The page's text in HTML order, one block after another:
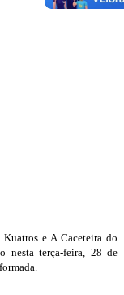
e A Caceteira do
nesta terça-feira, 28 de